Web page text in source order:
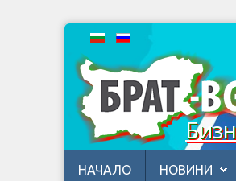
НАЧАЛО НОВИНИ